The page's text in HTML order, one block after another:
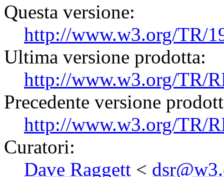
Questa versione:
http://www.w3.org/TR/
Ultima versione prodotta:
http://www.w3.org/TR/
Precedente versione
http://www.w3.org/TR/
Curatori:
Dave Raggett <